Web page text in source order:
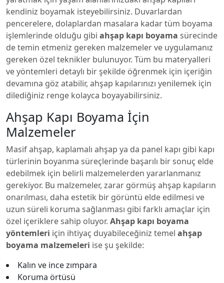
kendiniz boyamak isteyebilirsiniz. Duvarlardan
pencerelere, dolaplardan masalara kadar tüm boyama
işlemlerinde olduğu gibi ahşap kapı boyama sürecinde
de temin etmeniz gereken malzemeler ve uygulamanız
gereken özel teknikler bulunuyor. Tüm bu materyalleri
ve yöntemleri detaylı bir şekilde öğrenmek için içeriğin
devamına göz atabilir, ahşap kapılarınızı yenilemek için
dilediğiniz renge kolayca boyayabilirsiniz.
Ahşap Kapı Boyama İçin
Malzemeler
Masif ahşap, kaplamalı ahşap ya da panel kapı gibi kapı
türlerinin boyanma süreçlerinde başarılı bir sonuç elde
edebilmek için belirli malzemelerden yararlanmanız
gerekiyor. Bu malzemeler, zarar görmüş ahşap kapıların
onarılması, daha estetik bir görüntü elde edilmesi ve
uzun süreli koruma sağlanması gibi farklı amaçlar için
özel içeriklere sahip oluyor. Ahşap kapı boyama
yöntemleri için ihtiyaç duyabileceğiniz temel ahşap
boyama malzemeleri ise şu şekilde:
Kalın ve ince zımpara
Koruma örtüsü